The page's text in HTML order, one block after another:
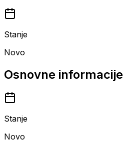
Stanje
Novo
Osnovne informacije
Stanje
Novo